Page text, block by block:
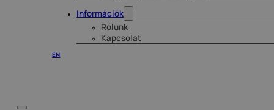
Információk
Rólunk
Kapcsolat
EN